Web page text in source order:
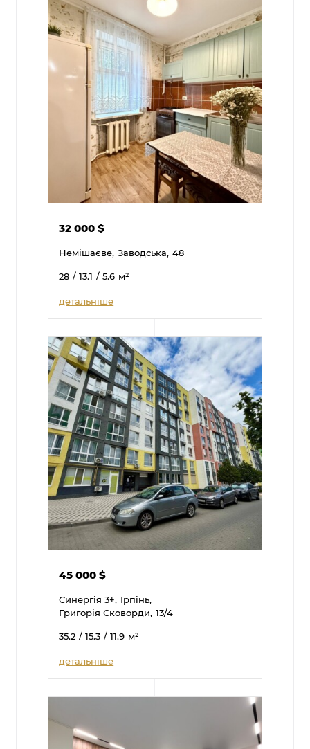
32 000$
Немішаєве, Заводська, 48
28 / 13.1 / 5.6 м²
детальніше
45 000$
Синергія 3+, Ірпінь,
Григорія Сковорди, 13/4
35.2 / 15.3 / 11.9 м²
детальніше